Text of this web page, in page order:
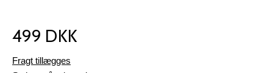
499 DKK
Fragt tillægges